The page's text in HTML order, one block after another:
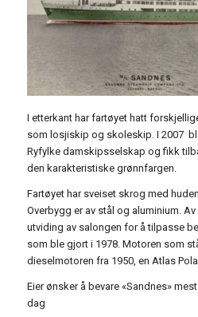
I etterkant har fartøyet hatt
som losjiskip og skoleskip. I 2007
Ryfylke damskipsselskap og fikk
den karakteristiske grønnfargen.
Fartøyet har sveiset skrog med
Overbygg er av stål og aluminium.
utviding av salongen for å tilpasse
som ble gjort i 1978. Motoren som
dieselmotoren fra 1950, en Atlas
Eier ønsker å bevare «Sandnes»
dag